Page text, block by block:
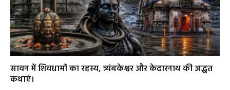
सावन में शिवधामों का रहस्य, त्र्यंबकेश्वर और केदारनाथ की अद्भुत
कथाएं।